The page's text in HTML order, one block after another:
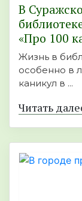
В
«Про 100
Жизнь в
особенно в
каникул в ...
Читать